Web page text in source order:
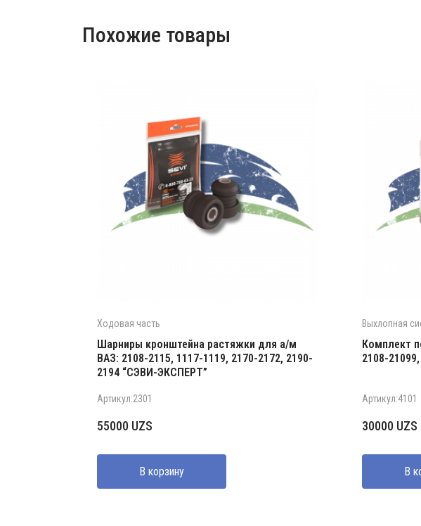
Похожие товары
Ходовая часть
Шарниры кронштейна растяжки для а/м
ВАЗ: 2108-2115, 1117-1119, 2170-2172, 2190-
2194 “СЭВИ-ЭКСПЕРТ”
Артикул:2301
55000 UZS
В корзину
Выхлопная
Комплект
2108-
Артикул:4101
30000 UZS
В